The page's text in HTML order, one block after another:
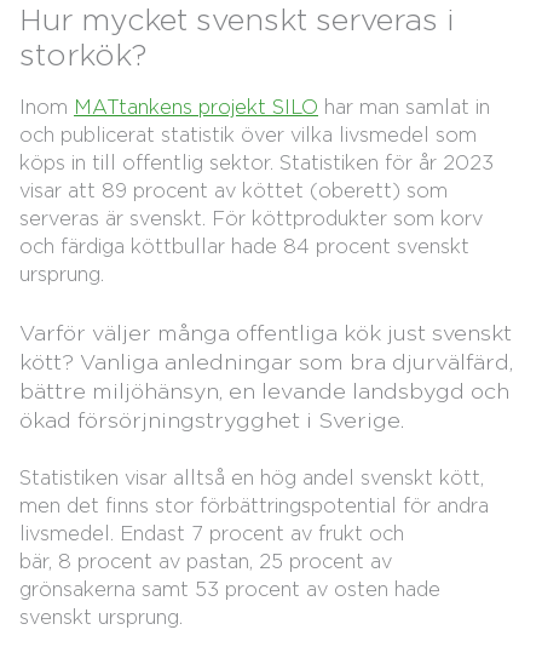
Hur mycket svenskt serveras i
storkök?
Inom MATtankens projekt SILO har man samlat in
och publicerat statistik över vilka livsmedel som
köps in till offentlig sektor. Statistiken för år 2023
visar att 89 procent av köttet (oberett) som
serveras är svenskt. För köttprodukter som korv
och färdiga köttbullar hade 84 procent svenskt
ursprung.
Varför väljer många offentliga kök just svenskt
kött? Vanliga anledningar som bra djurvälfärd,
bättre miljöhänsyn, en levande landsbygd och
ökad försörjningstrygghet i Sverige.
Statistiken visar alltså en hög andel svenskt kött,
men det finns stor förbättringspotential för andra
livsmedel. Endast 7 procent av frukt och
bär, 8 procent av pastan, 25 procent av
grönsakerna samt 53 procent av osten hade
svenskt ursprung.